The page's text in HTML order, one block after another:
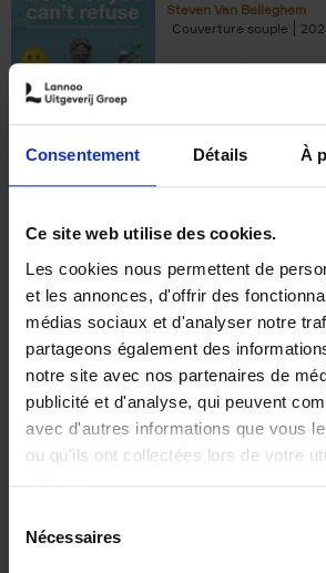
Consentement Détails À
Ce site web utilise des cookies.
Les cookies nous permettent de
et les annonces, d'offrir des
médias sociaux et d'analyser notre
partageons également des
notre site avec nos partenaires de
publicité et d'analyse, qui peuvent
avec d'autres informations que vous
ou qu'ils ont collectées lors de votre
Nécessaires
Steven Van Belleghem
Couverture souple
€37,50
Building
Business
Jochen Roef Jozefien
Couverture souple
€29,99